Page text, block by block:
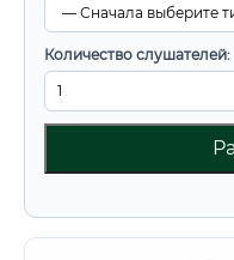
Количество слушателей: